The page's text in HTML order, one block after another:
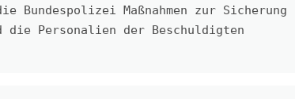
Maßnahmen zur Sicherung
Personalien der Beschuldigten